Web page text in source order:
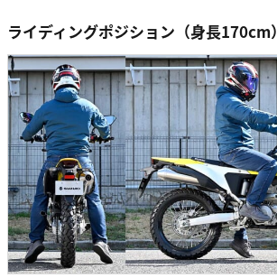
ライディングポジション（身長170cm）